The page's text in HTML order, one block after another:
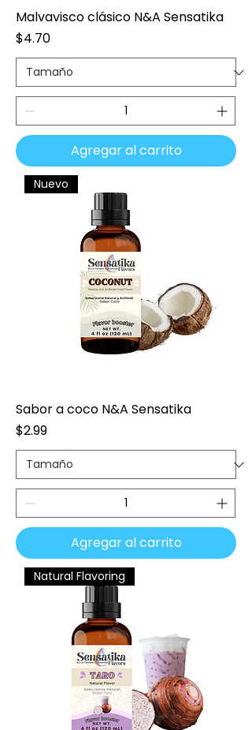
Malvavisco clásico N&A Sensatika
Precio
$4.70
Agregar al carrito
Nuevo
Sabor a coco N&A Sensatika
Precio
$2.99
Agregar al carrito
Natural Flavoring